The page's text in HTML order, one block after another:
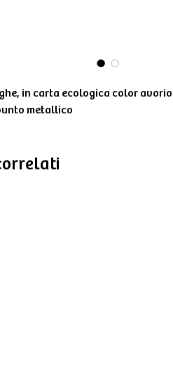
in carta ecologica color
metallico